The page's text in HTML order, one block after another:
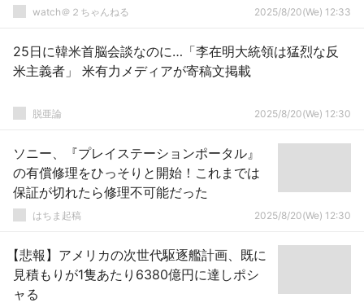
watch＠２ちゃんねる 2025/8/20(We) 12:33
25日に韓米首脳会談なのに…「李在明大統領は猛烈な反
米主義者」 米有力メディアが寄稿文掲載
脱亜論 2025/8/20(We) 12:30
ソニー、『プレイステーションポータル』
の有償修理をひっそりと開始！これまでは
保証が切れたら修理不可能だった
はちま起稿 2025/8/20(We) 12:30
【悲報】アメリカの次世代駆逐艦計画、既に
見積もりが1隻あたり6380億円に達しポシ
ャる